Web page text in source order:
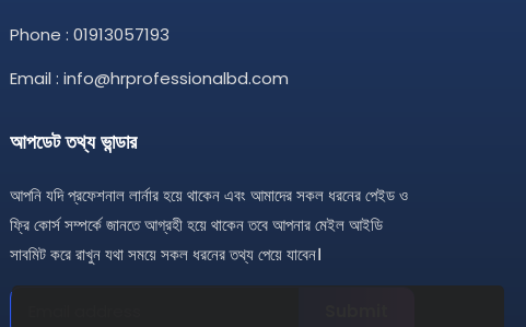
Phone : 01913057193
Email : info@hrprofessionalbd.com
আপডেট তথ্য ভান্ডার
আপনি যদি প্রফেশনাল লার্নার হয়ে থাকেন এবং আমাদের সকল ধরনের পেইড ও
ফ্রি কোর্স সম্পর্কে জানতে আগ্রহী হয়ে থাকেন তবে আপনার মেইল আইডি
সাবমিট করে রাখুন যথা সময়ে সকল ধরনের তথ্য পেয়ে যাবেন।